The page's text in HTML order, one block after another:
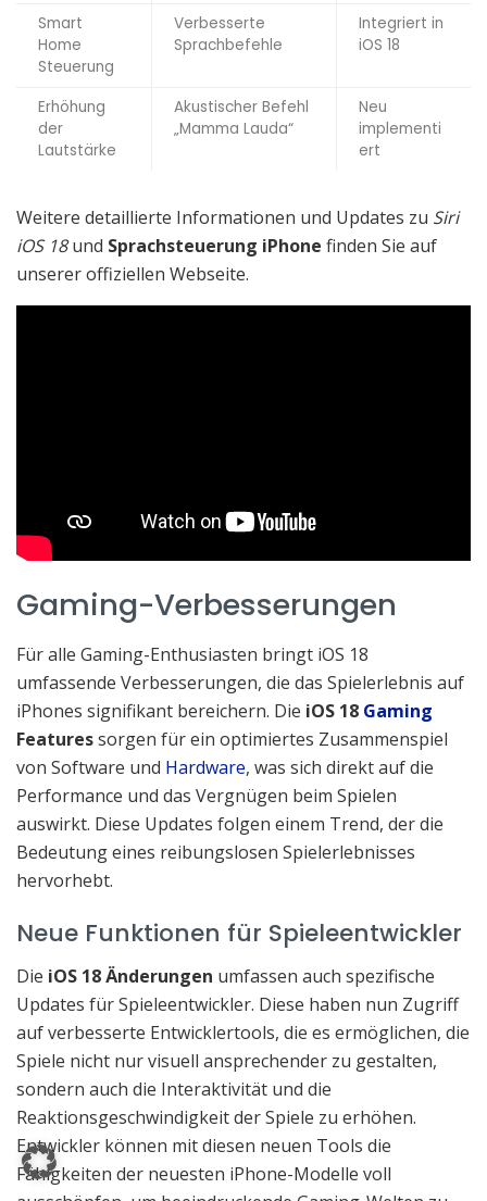
Smart
Home
Steuerung
Verbesserte
Sprachbefehle
Integriert in
iOS 18
Erhöhung
der
Lautstärke
Akustischer Befehl
„Mamma Lauda“
Neu
implementi
ert
Weitere detaillierte Informationen und Updates zu Siri
iOS 18und Sprachsteuerung iPhone finden Sie auf
unserer offiziellen Webseite.
Gaming-Verbesserungen
Für alle Gaming-Enthusiasten bringt iOS 18
umfassende Verbesserungen, die das Spielerlebnis auf
iPhones signifikant bereichern. Die iOS 18 Gaming
Featuressorgen für ein optimiertes Zusammenspiel
von Software und Hardware, was sich direkt auf die
Performance und das Vergnügen beim Spielen
auswirkt. Diese Updates folgen einem Trend, der die
Bedeutung eines reibungslosen Spielerlebnisses
hervorhebt.
Neue Funktionen für Spieleentwickler
Die iOS 18 Änderungen umfassen auch spezifische
Updates für Spieleentwickler. Diese haben nun Zugriff
auf verbesserte Entwicklertools, die es ermöglichen, die
Spiele nicht nur visuell ansprechender zu gestalten,
sondern auch die Interaktivität und die
Reaktionsgeschwindigkeit der Spiele zu erhöhen.
Entwickler können mit diesen neuen Tools die
Fähigkeiten der neuesten iPhone-Modelle voll